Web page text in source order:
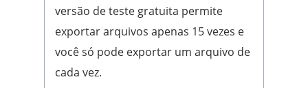
versão de teste gratuita permite
exportar arquivos apenas 15 vezes e
você só pode exportar um arquivo de
cada vez.